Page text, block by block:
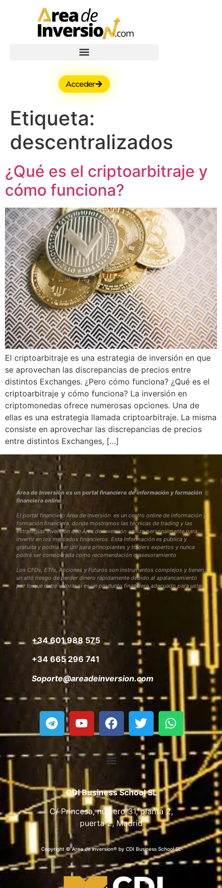
Acceder
Etiqueta:
descentralizados
¿Qué es el criptoarbitraje y
cómo funciona?
El criptoarbitraje es una estrategia de inversión en que
se aprovechan las discrepancias de precios entre
distintos Exchanges. ¿Pero cómo funciona? ¿Qué es el
criptoarbitraje y cómo funciona? La inversión en
criptomonedas ofrece numerosas opciones. Una de
ellas es una estrategia llamada criptoarbitraje. La misma
consiste en aprovechar las discrepancias de precios
entre distintos Exchanges, […]
Área de Inversión es un portal financiero de información y formación
financiera online
El portal financiero Área de Inversión es un centro online de información y
formación financiera, donde mostramos las técnicas de trading y las
estrategias inversión que Área de Inversión utiliza personalmente para
invertir en los mercados financieros. Esta Información es pública y
gratuita y podría ser útil para principiantes y traders expertos y nunca
podrá ser considerada como recomendación o asesoramiento
Los CFDs, ETfs, Acciones y Futuros son instrumentos complejos y tienen
un alto riesgo de perder dinero rápidamente debido al apalancamiento
por lo que debe valorar si es un producto financiero adecuado para usted
+34 601 988 575
+34 665 296 741
Soporte@areadeinversion.com
CDI Business School SL
C/ Princesa, número 31, planta 2,
puerta 2, Madrid
Copyright © Area de inversion® by CDI Business School SL